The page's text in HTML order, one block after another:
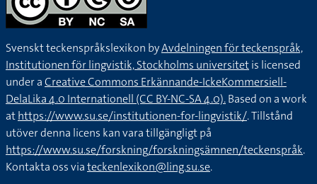
Svenskt teckenspråkslexikon byAvdelningen för teckenspråk,
Institutionen för lingvistik, Stockholms universitetis licensed
under aCreative Commons Erkännande-IckeKommersiell-
DelaLika 4.0 Internationell (CC BY-NC-SA 4.0).Based on a work
athttps://www.su.se/institutionen-for-lingvistik/. Tillstånd
utöver denna licens kan vara tillgängligt på
https://www.su.se/forskning/forskningsämnen/teckenspråk.
Kontakta oss viateckenlexikon@ling.su.se.